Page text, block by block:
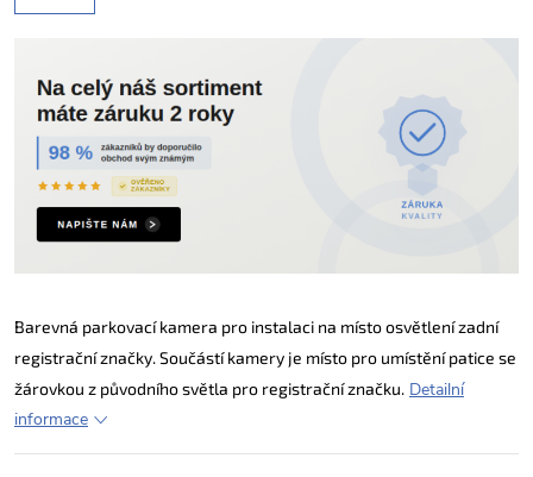
Barevná parkovací kamera pro instalaci na místo osvětlení zadní
registrační značky. Součástí kamery je místo pro umístění patice se
žárovkou z původního světla pro registrační značku. Detailní
informace